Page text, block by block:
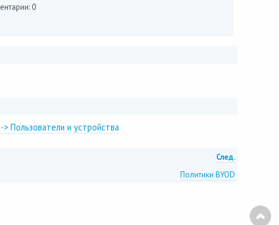
0
Пользователи и устройства
След.
Политики BYOD